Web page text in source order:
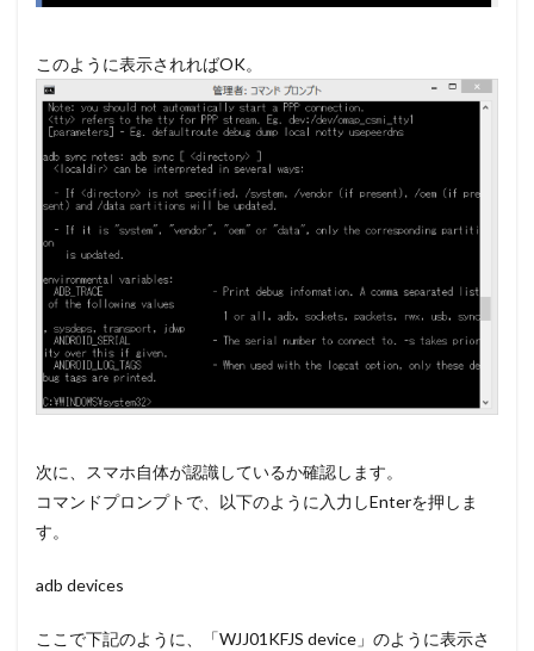
このように表示されればOK。
次に、スマホ自体が認識しているか確認します。
コマンドプロンプトで、以下のように入力しEnterを押しま
す。
adb devices
ここで下記のように、「WJJ01KFJS device」のように表示さ